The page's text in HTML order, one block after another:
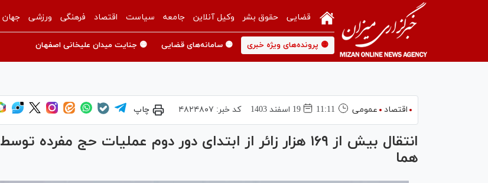
قضایی حقوق بشر وکیل آنلاین جامعه سیاست اقتصاد فرهنگی ورزشی جهان
🟡 پرونده‌های ویژه خبری 🟡 سامانه‌های قضایی 🟡 جنایت میدان علیخانی اصفهان
اقتصاد عمومی 11:11 19 اسفند 1403 کد خبر: ۴۸۲۴۸۰۷ چاپ
انتقال بیش از ۱۶۹ هزار زائر از ابتدای دور دوم عملیات حج مفرده توسط
هما